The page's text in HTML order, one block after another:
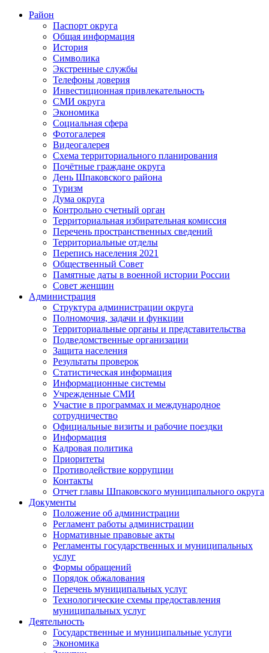
Район
Паспорт округа
Общая информация
История
Символика
Экстренные службы
Телефоны доверия
Инвестиционная привлекательность
СМИ округа
Экономика
Социальная сфера
Фотогалерея
Видеогалерея
Схема территориального планирования
Почётные граждане округа
День Шпаковского района
Туризм
Дума округа
Контрольно счетный орган
Территориальная избирательная комиссия
Перечень пространственных сведений
Территориальные отделы
Перепись населения 2021
Общественный Совет
Памятные даты в военной истории России
Совет женщин
Администрация
Структура администрации округа
Полномочия, задачи и функции
Территориальные органы и представительства
Подведомственные организации
Защита населения
Результаты проверок
Статистическая информация
Информационные системы
Учрежденные СМИ
Участие в программах и международное
сотрудничество
Официальные визиты и рабочие поездки
Информация
Кадровая политика
Приоритеты
Противодействие коррупции
Контакты
Отчет главы Шпаковского муниципального округа
Документы
Положение об администрации
Регламент работы администрации
Нормативные правовые акты
Регламенты государственных и муниципальных
услуг
Формы обращений
Порядок обжалования
Перечень муниципальных услуг
Технологические схемы предоставления
муниципальных услуг
Деятельность
Государственные и муниципальные услуги
Экономика